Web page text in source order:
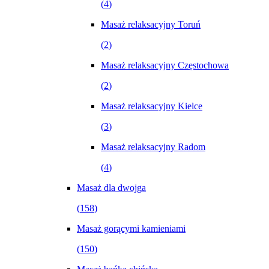
(4)
Masaż relaksacyjny Toruń
(2)
Masaż relaksacyjny Częstochowa
(2)
Masaż relaksacyjny Kielce
(3)
Masaż relaksacyjny Radom
(4)
Masaż dla dwojga
(158)
Masaż gorącymi kamieniami
(150)